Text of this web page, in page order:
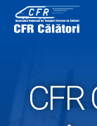
content
CFR